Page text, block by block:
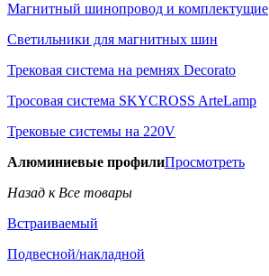
Магнитный шинопровод и комплектущие
Светильники для магнитных шин
Трековая система на ремнях Decorato
Тросовая система SKYCROSS ArteLamp
Трековые системы на 220V
Алюминиевые профилиПросмотреть
Назад к Все товары
Встраиваемый
Подвесной/накладной